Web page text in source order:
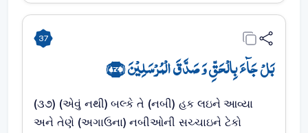
37
بَلۡ جَآءَ بِالۡحَقِّ وَ صَدَّقَ الۡمُرۡسَلِیۡنَ ﴿۳۷﴾
(૩૭) (એવું નથી) બલ્કે તે (નબી) હક લઇને આવ્યા
અને તેણે (અગાઉના) નબીઓની સચ્ચાઇને ટેકો